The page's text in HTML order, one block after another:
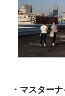
・マスター